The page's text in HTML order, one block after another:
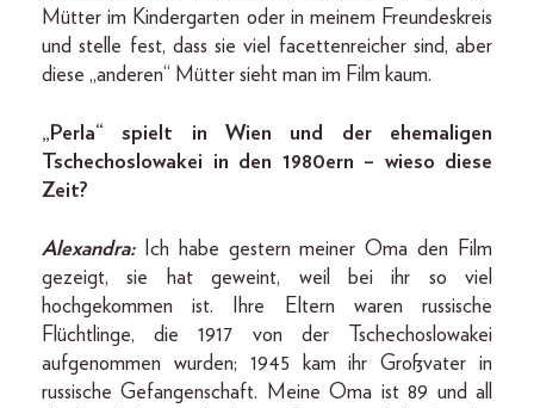
Mütter im Kindergarten oder in meinem Freundeskreis
und stelle fest, dass sie viel facettenreicher sind, aber
diese „anderen“ Mütter sieht man im Film kaum.
„Perla“ spielt in Wien und der ehemaligen
Tschechoslowakei in den 1980ern – wieso diese
Zeit?
Alexandra:
Ich habe gestern meiner Oma den Film
gezeigt, sie hat geweint, weil bei ihr so viel
hochgekommen ist. Ihre Eltern waren russische
Flüchtlinge, die 1917 von der Tschechoslowakei
aufgenommen wurden; 1945 kam ihr Großvater in
russische Gefangenschaft. Meine Oma ist 89 und all